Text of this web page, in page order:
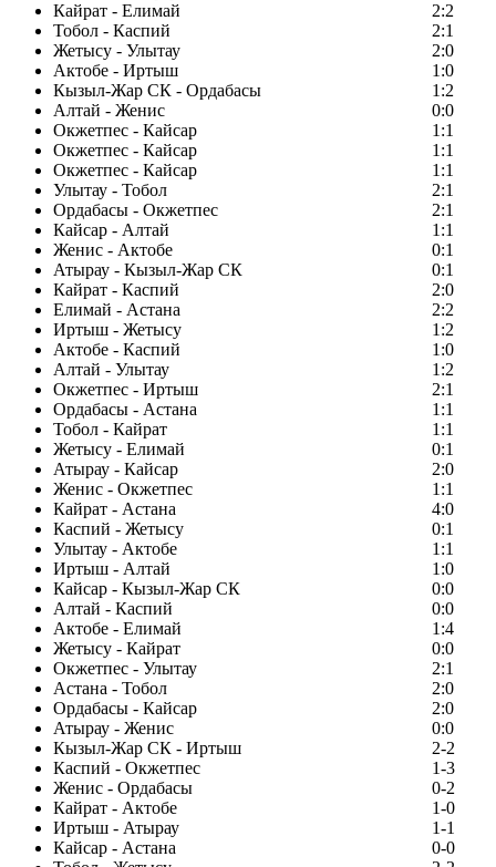
Кайрат - Елимай
2:2
Тобол - Каспий
2:1
Жетысу - Улытау
2:0
Актобе - Иртыш
1:0
Кызыл-Жар СК - Ордабасы
1:2
Алтай - Женис
0:0
Окжетпес - Кайсар
1:1
Окжетпес - Кайсар
1:1
Окжетпес - Кайсар
1:1
Улытау - Тобол
2:1
Ордабасы - Окжетпес
2:1
Кайсар - Алтай
1:1
Женис - Актобе
0:1
Атырау - Кызыл-Жар СК
0:1
Кайрат - Каспий
2:0
Елимай - Астана
2:2
Иртыш - Жетысу
1:2
Актобе - Каспий
1:0
Алтай - Улытау
1:2
Окжетпес - Иртыш
2:1
Ордабасы - Астана
1:1
Тобол - Кайрат
1:1
Жетысу - Елимай
0:1
Атырау - Кайсар
2:0
Женис - Окжетпес
1:1
Кайрат - Астана
4:0
Каспий - Жетысу
0:1
Улытау - Актобе
1:1
Иртыш - Алтай
1:0
Кайсар - Кызыл-Жар СК
0:0
Алтай - Каспий
0:0
Актобе - Елимай
1:4
Жетысу - Кайрат
0:0
Окжетпес - Улытау
2:1
Астана - Тобол
2:0
Ордабасы - Кайсар
2:0
Атырау - Женис
0:0
Кызыл-Жар СК - Иртыш
2-2
Каспий - Окжетпес
1-3
Женис - Ордабасы
0-2
Кайрат - Актобе
1-0
Иртыш - Атырау
1-1
Кайсар - Астана
0-0